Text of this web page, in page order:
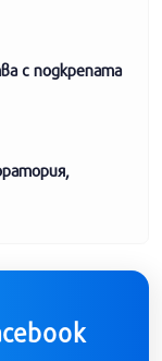
с подкрепата